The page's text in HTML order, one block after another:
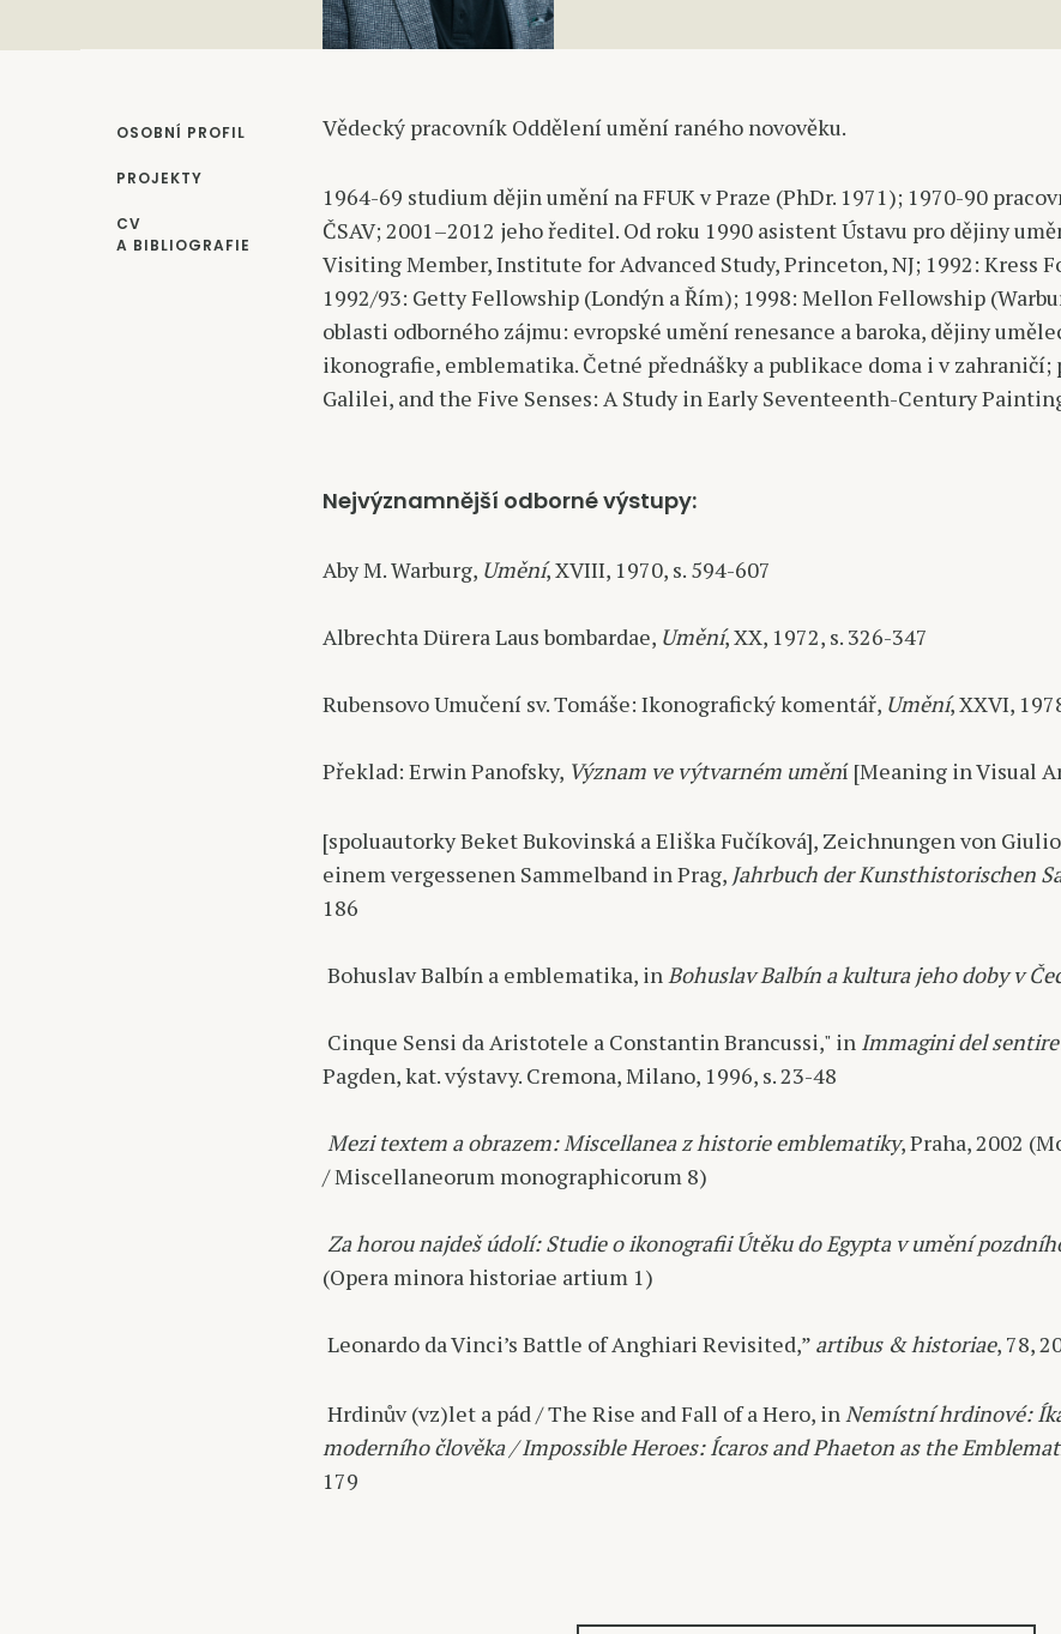
OSOBNÍ PROFIL
PROJEKTY
CV
A BIBLIOGRAFIE
Vědecký pracovník Oddělení umění raného novověku.
1964-69 studium dějin umění na FFUK v Praze (PhDr. 1971); 1970-90
ČSAV; 2001–2012 jeho ředitel. Od roku 1990 asistent Ústavu pro dějiny
Visiting Member, Institute for Advanced Study, Princeton, NJ; 1992: Kress
1992/93: Getty Fellowship (Londýn a Řím); 1998: Mellon Fellowship
oblasti odborného zájmu: evropské umění renesance a baroka, dějiny
ikonografie, emblematika. Četné přednášky a publikace doma i v zahraničí;
Galilei, and the Five Senses: A Study in Early Seventeenth-Century
Nejvýznamnější odborné výstupy:
Aby M. Warburg, Umění, XVIII, 1970, s. 594-607
Albrechta Dürera Laus bombardae, Umění, XX, 1972, s. 326-347
Rubensovo Umučení sv. Tomáše: Ikonografický komentář, Umění, XXVI,
Překlad: Erwin Panofsky, Význam ve výtvarném umění [Meaning in Visual
[spoluautorky Beket Bukovinská a Eliška Fučíková], Zeichnungen von
einem vergessenen Sammelband in Prag, Jahrbuch der Kunsthistorischen
186
Bohuslav Balbín a emblematika, in Bohuslav Balbín a kultura jeho doby v
Cinque Sensi da Aristotele a Constantin Brancussi," in Immagini del
Pagden, kat. výstavy. Cremona, Milano, 1996, s. 23-48
Mezi textem a obrazem: Miscellanea z historie emblematiky, Praha, 2002
/ Miscellaneorum monographicorum 8)
Za horou najdeš údolí: Studie o ikonografii Útěku do Egypta v umění
(Opera minora historiae artium 1)
Leonardo da Vinci’s Battle of Anghiari Revisited,” artibus & historiae, 78,
Hrdinův (vz)let a pád / The Rise and Fall of a Hero, in Nemístní hrdinové:
moderního člověka / Impossible Heroes: Ícaros and Phaeton as the
179